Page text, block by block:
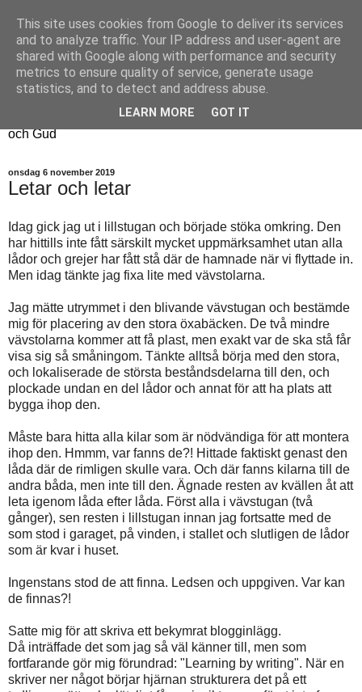
Fyren
Fyren finns för att sprida ljus i mörkret
För att påminna om guldkanterna i tillvaron
Här samsas jakt, hantverk, odling, och andra tankar om livet
och Gud
onsdag 6 november 2019
Letar och letar
Idag gick jag ut i lillstugan och började stöka omkring. Den
har hittills inte fått särskilt mycket uppmärksamhet utan alla
lådor och grejer har fått stå där de hamnade när vi flyttade in.
Men idag tänkte jag fixa lite med vävstolarna.
Jag mätte utrymmet i den blivande vävstugan och bestämde
mig för placering av den stora öxabäcken. De två mindre
vävstolarna kommer att få plast, men exakt var de ska stå får
visa sig så småningom. Tänkte alltså börja med den stora,
och lokaliserade de största beståndsdelarna till den, och
plockade undan en del lådor och annat för att ha plats att
bygga ihop den.
Måste bara hitta alla kilar som är nödvändiga för att montera
ihop den. Hmmm, var fanns de?! Hittade faktiskt genast den
låda där de rimligen skulle vara. Och där fanns kilarna till de
andra båda, men inte till den. Ägnade resten av kvällen åt att
leta igenom låda efter låda. Först alla i vävstugan (två
gånger), sen resten i lillstugan innan jag fortsatte med de
som stod i garaget, på vinden, i stallet och slutligen de lådor
som är kvar i huset.
Ingenstans stod de att finna. Ledsen och uppgiven. Var kan
de finnas?!
Satte mig för att skriva ett bekymrat blogginlägg.
Då inträffade det som jag så väl känner till, men som
fortfarande gör mig förundrad: "Learning by writing". När en
skriver ner något börjar hjärnan strukturera det på ett
This site uses cookies from Google to deliver its services
and to analyze traffic. Your IP address and user-agent are
shared with Google along with performance and security
metrics to ensure quality of service, generate usage
statistics, and to detect and address abuse.
LEARN MORE GOT IT